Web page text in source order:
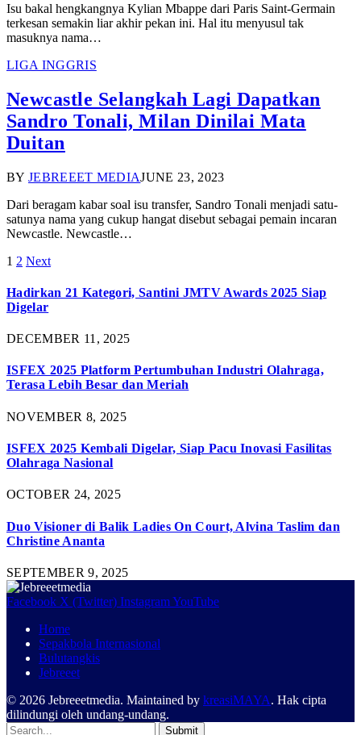
Isu bakal hengkangnya Kylian Mbappe dari Paris Saint-Germain
terkesan semakin liar akhir pekan ini. Hal itu menyusul tak
masuknya nama…
LIGA INGGRIS
Newcastle Selangkah Lagi Dapatkan
Sandro Tonali, Milan Dinilai Mata
Duitan
BY JEBREEET MEDIAJUNE 23, 2023
Dari beragam kabar soal isu transfer, Sandro Tonali menjadi satu-
satunya nama yang cukup hangat disebut sebagai pemain incaran
Newcastle. Newcastle…
1 2 Next
Hadirkan 21 Kategori, Santini JMTV Awards 2025 Siap
Digelar
DECEMBER 11, 2025
ISFEX 2025 Platform Pertumbuhan Industri Olahraga,
Terasa Lebih Besar dan Meriah
NOVEMBER 8, 2025
ISFEX 2025 Kembali Digelar, Siap Pacu Inovasi Fasilitas
Olahraga Nasional
OCTOBER 24, 2025
Duo Visioner di Balik Ladies On Court, Alvina Taslim dan
Christine Ananta
SEPTEMBER 9, 2025
Facebook X (Twitter) InstagramYouTube
Home
Sepakbola Internasional
Bulutangkis
Jebreeet
© 2026 Jebreeetmedia. Maintained by kreasiMAYA. Hak cipta
dilindungi oleh undang-undang.
Submit